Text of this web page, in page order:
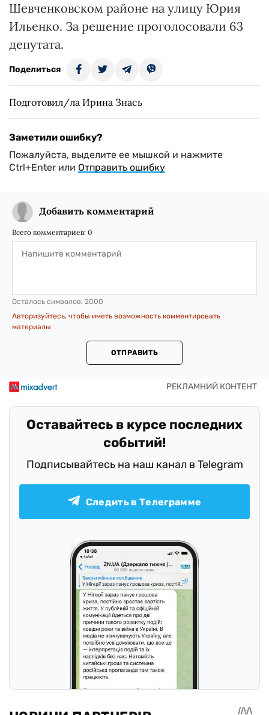
Шевченковском районе на улицу Юрия
Ильенко. За решение проголосовали 63
депутата.
Поделиться
Подготовил/ла Ирина Знась
Заметили ошибку?
Пожалуйста, выделите ее мышкой и нажмите
Ctrl+Enter или Отправить ошибку
Добавить комментарий
Всего комментариев: 0
Осталось символов: 2000
Авторизуйтесь, чтобы иметь возможность комментировать
материалы
ОТПРАВИТЬ
Оставайтесь в курсе последних
событий!
Подписывайтесь на наш канал в Telegram
Следить в Телеграмме